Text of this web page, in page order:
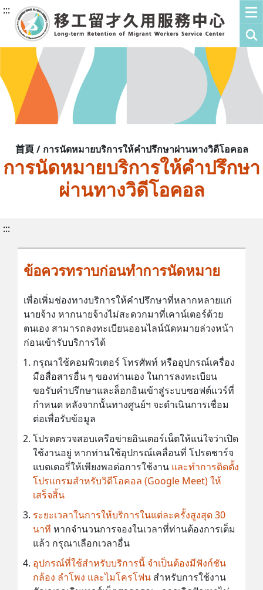
:::
首頁 / การนัดหมายบริการให้คำปรึกษาผ่านทางวิดีโอคอล
การนัดหมายบริการให้คำปรึกษา
ผ่านทางวิดีโอคอล
:::
ข้อควรทราบก่อนทำการนัดหมาย
เพื่อเพิ่มช่องทางบริการให้คำปรึกษาที่หลากหลายแก่
นายจ้าง หากนายจ้างไม่สะดวกมาที่เคาน์เตอร์ด้วย
ตนเอง สามารถลงทะเบียนออนไลน์นัดหมายล่วงหน้า
ก่อนเข้ารับบริการได้
กรุณาใช้คอมพิวเตอร์ โทรศัพท์ หรืออุปกรณ์เครื่อง
มือสื่อสารอื่น ๆ ของท่านเอง ในการลงทะเบียน
ขอรับคำปรึกษาและล็อกอินเข้าสู่ระบบซอฟต์แวร์ที่
กำหนด หลังจากนั้นทางศูนย์ฯ จะดำเนินการเชื่อม
ต่อเพื่อรับข้อมูล
โปรดตรวจสอบเครือข่ายอินเตอร์เน็ตให้แน่ใจว่าเปิด
ใช้งานอยู่ หากท่านใช้อุปกรณ์เคลื่อนที่ โปรดชาร์จ
แบตเตอรี่ให้เพียงพอต่อการใช้งาน และทำการติดตั้ง
โปรแกรมสำหรับวิดีโอคอล (Google Meet) ให้
เสร็จสิ้น
ระยะเวลาในการให้บริการในแต่ละครั้งสูงสุด 30
นาที หากจำนวนการจองในเวลาที่ท่านต้องการเต็ม
แล้ว กรุณาเลือกเวลาอื่น
อุปกรณ์ที่ใช้สำหรับบริการนี้ จำเป็นต้องมีฟังก์ชัน
กล้อง ลำโพง และไมโครโฟน สำหรับการใช้งาน